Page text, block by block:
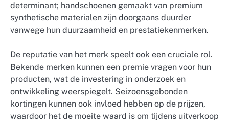
determinant; handschoenen gemaakt van premium
synthetische materialen zijn doorgaans duurder
vanwege hun duurzaamheid en prestatiekenmerken.
De reputatie van het merk speelt ook een cruciale rol.
Bekende merken kunnen een premie vragen voor hun
producten, wat de investering in onderzoek en
ontwikkeling weerspiegelt. Seizoensgebonden
kortingen kunnen ook invloed hebben op de prijzen,
waardoor het de moeite waard is om tijdens uitverkoop